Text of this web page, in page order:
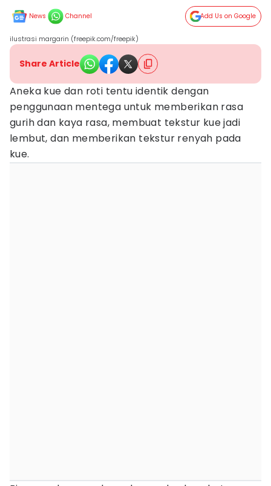
News Channel Add Us on Google
ilustrasi margarin (freepik.com/freepik)
Share Article
Aneka kue dan roti tentu identik dengan
penggunaan mentega untuk memberikan rasa
gurih dan kaya rasa, membuat tekstur kue jadi
lembut, dan memberikan tekstur renyah pada
kue.